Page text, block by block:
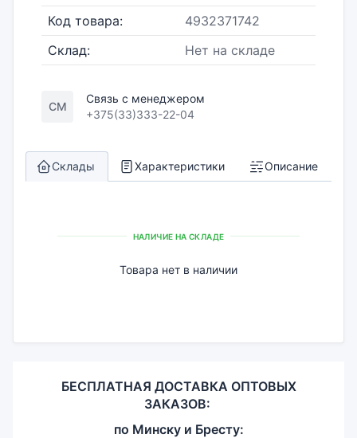
Код товара:
4932371742
Склад:
Нет на складе
СМ
Связь с менеджером
+375(33)333-22-04
Склады Характеристики Описание
НАЛИЧИЕ НА СКЛАДЕ
Товара нет в наличии
БЕСПЛАТНАЯ ДОСТАВКА ОПТОВЫХ
ЗАКАЗОВ:
по Минску и Бресту: